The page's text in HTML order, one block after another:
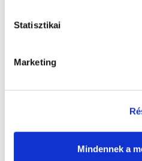
Statisztikai
Marketing
Mindennek a
1 675 Ft
db